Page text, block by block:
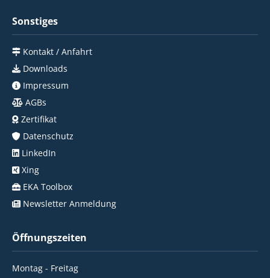
Sonstiges
Kontakt / Anfahrt
Downloads
Impressum
AGBs
Zertifikat
Datenschutz
LinkedIn
Xing
EKA Toolbox
Newsletter Anmeldung
Öffnungszeiten
Montag - Freitag